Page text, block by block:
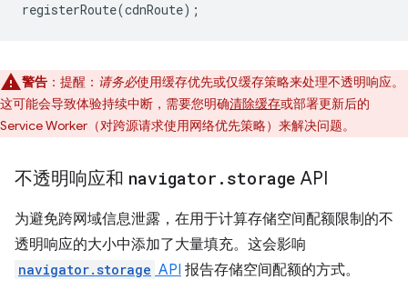
registerRoute(cdnRoute);
警告 ：提醒： 请务必使用缓存优先或仅缓存策略来处理不透明响应。
这可能会导致体验持续中断，需要您明确清除缓存或部署更新后的
Service Worker（对跨源请求使用网络优先策略）来解决问题。
不透明响应和 navigator . storage API
为避免跨网域信息泄露，在用于计算存储空间配额限制的不
透明响应的大小中添加了大量填充。这会影响
navigator.storage API 报告存储空间配额的方式。